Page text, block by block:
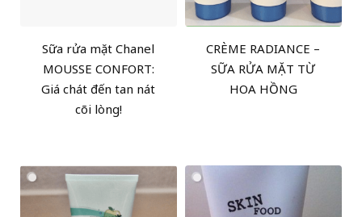
Sữa rửa mặt Chanel
MOUSSE CONFORT:
Giá chát đến tan nát
cõi lòng!
CRÈME RADIANCE –
SỮA RỬA MẶT TỪ
HOA HỒNG